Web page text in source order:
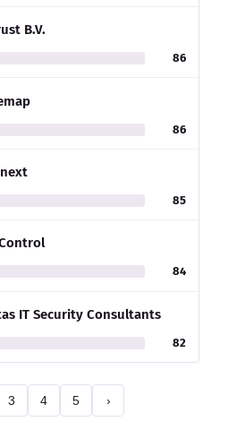
B.V.
86
86
85
84
IT Security Consultants
82
3 4 5 ›